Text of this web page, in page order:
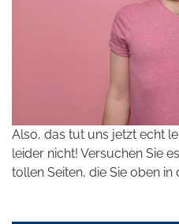
Also, das tut uns jetzt echt
leider nicht! Versuchen Sie
tollen Seiten, die Sie oben